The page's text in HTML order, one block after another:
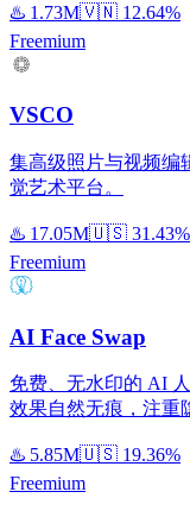
♨️ 1.73M🇻🇳 12.64%
Freemium
VSCO
集高级照片与视频编
觉艺术平台。
♨️ 17.05M🇺🇸 31.43%
Freemium
AI Face Swap
免费、无水印的 AI
效果自然无痕，注重
♨️ 5.85M🇺🇸 19.36%
Freemium